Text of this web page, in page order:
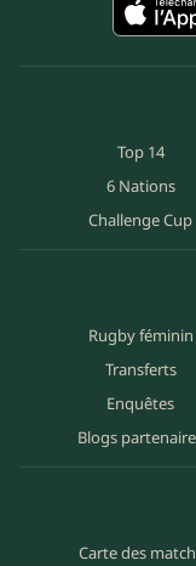
Top 14
6 Nations
Challenge Cup
Rugby féminin
Transferts
Enquêtes
Blogs
Carte des